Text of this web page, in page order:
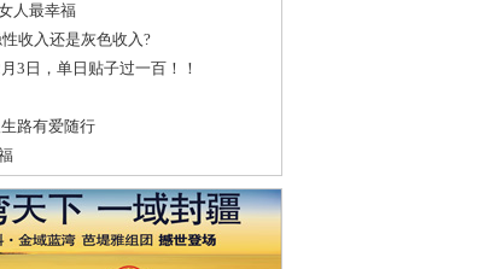
人最幸福
收入还是灰色收入?
3日，单日贴子过一百！！
路有爱随行